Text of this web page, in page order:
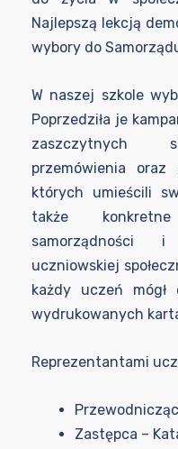
Najlepszą lekcją
wybory do
W naszej szkole
Poprzedziła je
zaszczytnych
przemówienia
których umieścili
także
samorządności
uczniowskiej
każdy uczeń
wydrukowanych
Reprezentantami
Zastępca –